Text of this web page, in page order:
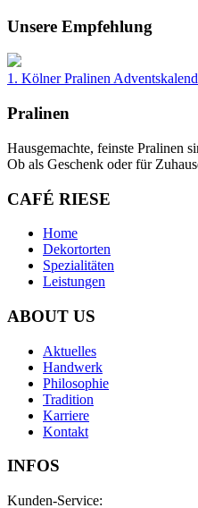
Unsere Empfehlung
1. Kölner Pralinen
Pralinen
Hausgemachte, feinste Pralinen
Ob als Geschenk oder für
CAFÉ RIESE
Home
Dekortorten
Spezialitäten
Leistungen
ABOUT US
Aktuelles
Handwerk
Philosophie
Tradition
Karriere
Kontakt
INFOS
Kunden-Service: